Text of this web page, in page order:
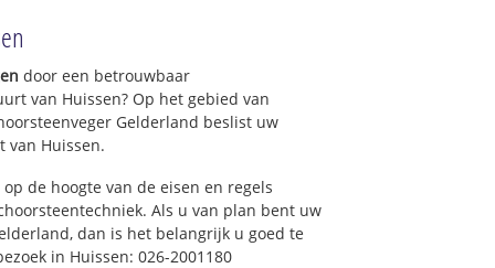
door een betrouwbaar
van Huissen? Op het gebied van
Gelderland beslist uw
van Huissen.
de hoogte van de eisen en regels
Als u van plan bent uw
dan is het belangrijk u goed te
in Huissen: 026-2001180